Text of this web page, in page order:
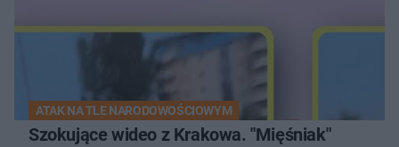
ATAK NA TLE NARODOWOŚCIOWYM
Szokujące wideo z Krakowa. "Mięśniak"